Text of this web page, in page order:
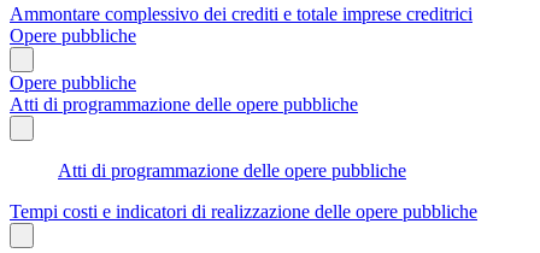
Ammontare complessivo dei crediti e totale imprese creditrici
Opere pubbliche
Opere pubbliche
Atti di programmazione delle opere pubbliche
Atti di programmazione delle opere pubbliche
Tempi costi e indicatori di realizzazione delle opere pubbliche